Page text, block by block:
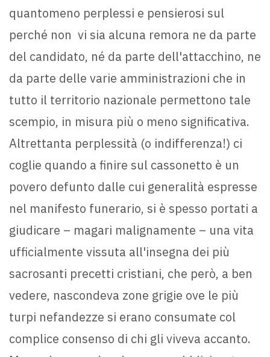
quantomeno perplessi e pensierosi sul
perché non vi sia alcuna remora ne da parte
del candidato, né da parte dell'attacchino, ne
da parte delle varie amministrazioni che in
tutto il territorio nazionale permettono tale
scempio, in misura più o meno significativa.
Altrettanta perplessità (o indifferenza!) ci
coglie quando a finire sul cassonetto è un
povero defunto dalle cui generalità espresse
nel manifesto funerario, si è spesso portati a
giudicare – magari malignamente – una vita
ufficialmente vissuta all'insegna dei più
sacrosanti precetti cristiani, che però, a ben
vedere, nascondeva zone grigie ove le più
turpi nefandezze si erano consumate col
complice consenso di chi gli viveva accanto.